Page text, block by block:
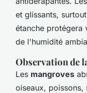
et glissants,
étanche protégera
de l'humidité
Observation de
Les mangroves
oiseaux, poissons,